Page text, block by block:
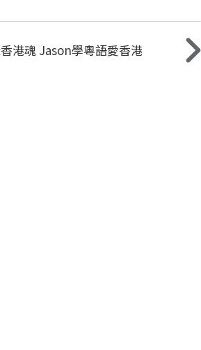
港魂 Jason學粵語愛香港